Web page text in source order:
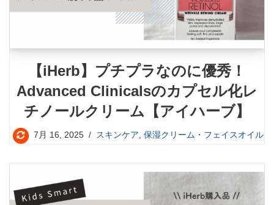
【iHerb】プチプラなのに優秀！
Advanced Clinicalsのカプセル化レ
チノールクリーム【アイハーブ】
7月 16, 2025 スキンケア 保湿クリーム・フェイスオイル